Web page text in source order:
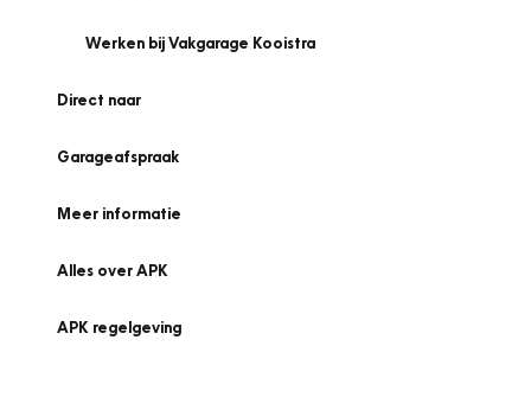
Werken bij Vakgarage Kooistra
Direct naar
Garageafspraak
Meer informatie
Alles over APK
APK regelgeving